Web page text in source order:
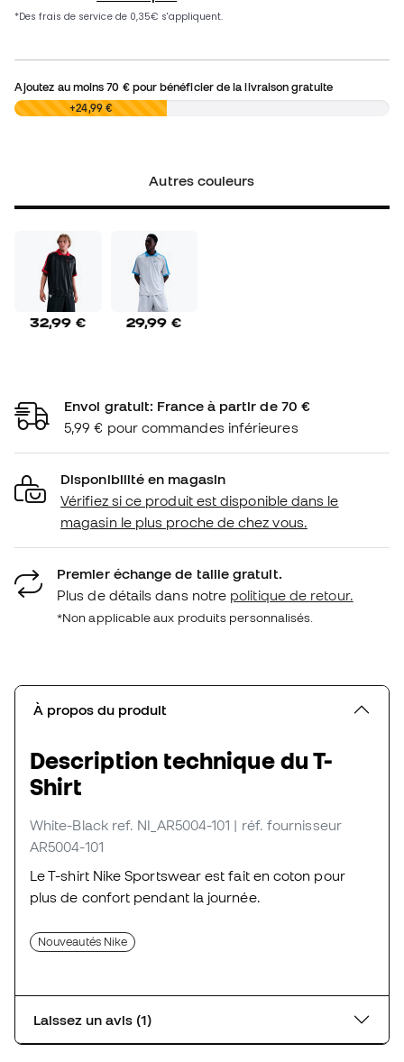
Ajoutez au moins70 €pour bénéficier de la livraison gratuite
0,00 € +24,99 €
Autres couleurs
32,99 € 29,99 €
Envoi gratuit: France à partir de 70 €
5,99 € pour commandes inférieures
Disponibilité en magasin
Vérifiez si ce produit est disponible dans le
magasin le plus proche de chez vous.
Premier échange de taille gratuit.
Plus de détails dans notre politique de retour.
*Non applicable aux produits personnalisés.
À propos du produit
Description technique du T-
Shirt
White-Black ref. NI_AR5004-101 | réf. fournisseur
AR5004-101
Le T-shirt Nike Sportswear est fait en coton pour
plus de confort pendant la journée.
Nouveautés Nike
Laissez un avis (1)